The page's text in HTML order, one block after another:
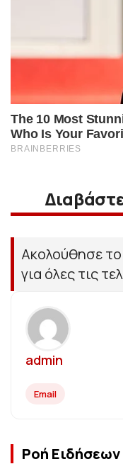
Ακολούθησε
για όλες τις
admin
Email
Ροή Ειδήσεων